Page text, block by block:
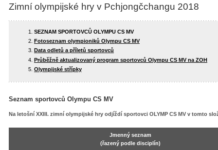
Zimní olympijské hry v Pchjongčchangu 2018
SEZNAM SPORTOVCŮ OLYMPU CS MV
Fotoseznam olympioniků Olympu CS MV
Data odletů a příletů sportovců
Průběžně aktualizovaný program sportovců Olympu CS MV na ZOH
Olympijské střípky
Seznam sportovců Olympu CS MV
Na letošní XXIII. zimní olympijské hry odjíždí sportovci OLYMP CS MV v tomto
Jmenný seznam
(řazený podle disciplín)